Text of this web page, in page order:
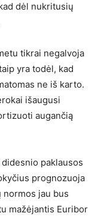
dėl nukritusių
tikrai negalvoja
yra todėl, kad
ne iš karto.
išaugusi
augančią
paklausos
prognozuoja
jau bus
mažėjantis Euribor